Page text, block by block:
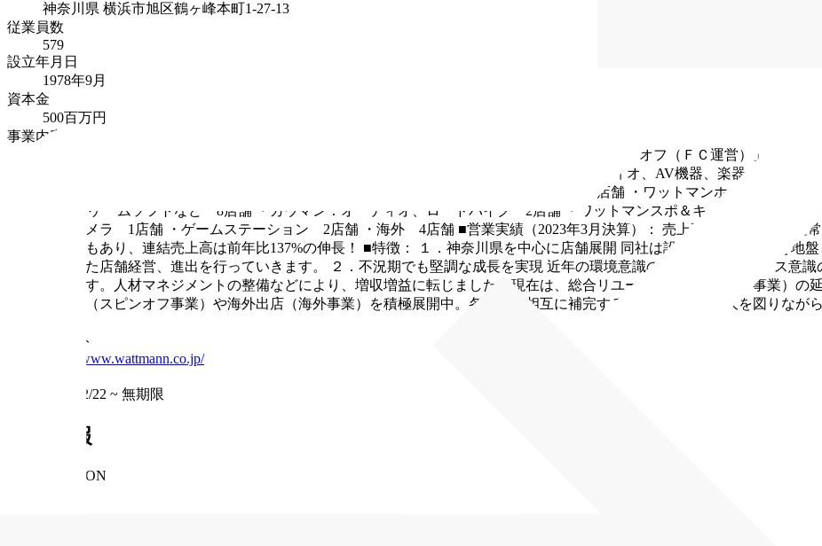
神奈川県 横浜市旭区鶴ヶ峰本町1-27-13
従業員数
579
設立年月日
1978年9⽉
資本金
500百万円
事業内容
神奈川県内で、「ワットマンテック」「ワットマンスタイル」「ワットマンホビー」「ブックオフ（ＦＣ運営）」「カウ
（https://wattmann.jp/） ■取扱い製品（店舗別）： ・ワットマンテック：家電、PC、オーディオ、AV機器、楽器、カメラ
ブランド品、貴⾦属、バック、インテリア、スポーツ⽤品、ホビー、⽣活雑貨など 20店舗 ・ワットマンホビー：フィ
DVD、ゲームソフトなど 8店舗 ・カウマン：オーディオ、ロードバイク 2店舗 ・ワットマンスポ＆キャン：キャンプ
マンカメラ 1店舗 ・ゲームステーション 2店舗 ・海外 4店舗 ■営業実績（2023年3月決算）： 売上高7,420百万円／経
の影響もあり、連結売上高は前年比137%の伸長！ ■特徴： １．神奈川県を中⼼に店舗展開 同社は設⽴以来神奈川県を地
⼼とした店舗経営、進出を⾏っていきます。 ２．不況期でも堅調な成⻑を実現 近年の環境意識の⾼まりや、リユース意
ています。⼈材マネジメントの整備などにより、増収増益に転じました。現在は、総合リユース事業（既存コア事業）の
専門店（スピンオフ事業）や海外出店（海外事業）を積極展開中。各事業が相互に補完することで事業の拡大を図りなが
ウェブサイト
https://www.wattmann.co.jp/
2024/12/22 ~ 無期限
求人情報
INFORMATION